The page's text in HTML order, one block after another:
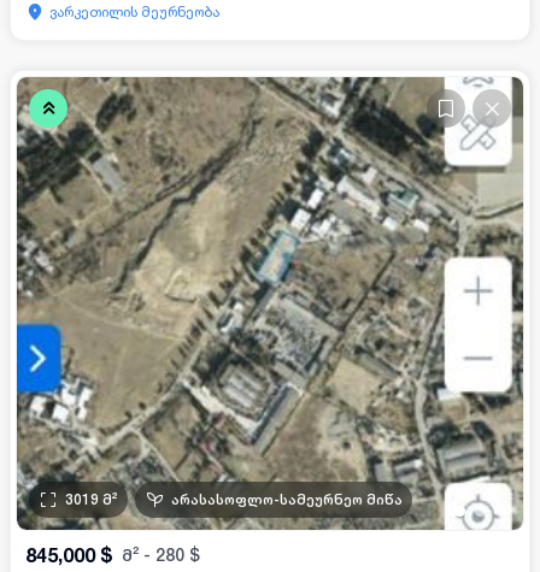
ვარკეთილის მეურნეობა
•••
3019 მ² არასასოფლო-სამეურნეო მიწა
845,000 $ მ² - 280 $